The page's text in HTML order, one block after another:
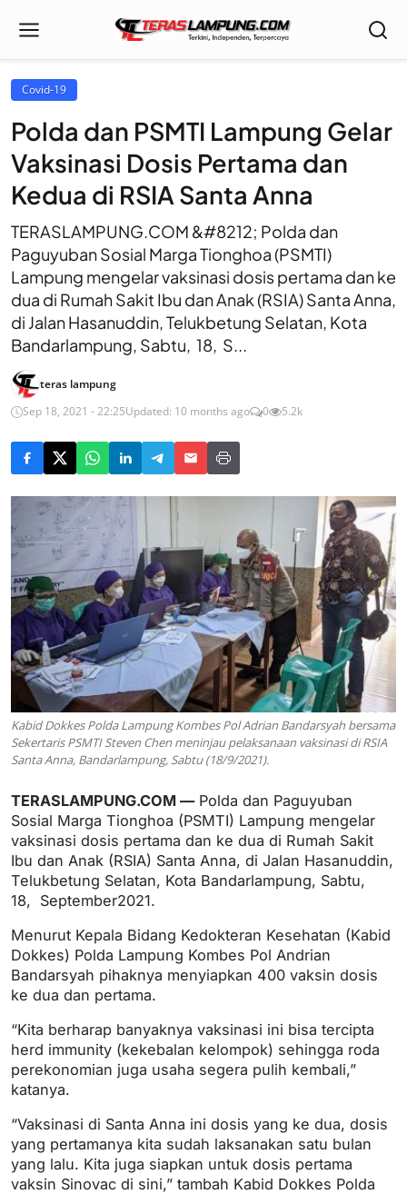
Covid-19
Polda dan PSMTI Lampung Gelar
Vaksinasi Dosis Pertama dan
Kedua di RSIA Santa Anna
TERASLAMPUNG.COM &#8212; Polda dan
Paguyuban Sosial Marga Tionghoa (PSMTI)
Lampung mengelar vaksinasi dosis pertama dan ke
dua di Rumah Sakit Ibu dan Anak (RSIA) Santa Anna,
di Jalan Hasanuddin, Telukbetung Selatan, Kota
Bandarlampung, Sabtu, 18, S...
teras lampung
Sep 18, 2021 - 22:25Updated: 10 months ago 0 5.2k
Kabid Dokkes Polda Lampung Kombes Pol Adrian Bandarsyah bersama
Sekertaris PSMTI Steven Chen meninjau pelaksanaan vaksinasi di RSIA
Santa Anna, Bandarlampung, Sabtu (18/9/2021).
TERASLAMPUNG.COM —Polda dan Paguyuban
Sosial Marga Tionghoa (PSMTI) Lampung mengelar
vaksinasi dosis pertama dan ke dua di Rumah Sakit
Ibu dan Anak (RSIA) Santa Anna, di Jalan Hasanuddin,
Telukbetung Selatan, Kota Bandarlampung, Sabtu,
18, September2021.
Menurut Kepala Bidang Kedokteran Kesehatan (Kabid
Dokkes) Polda Lampung Kombes Pol Andrian
Bandarsyah pihaknya menyiapkan 400 vaksin dosis
ke dua dan pertama.
“Kita berharap banyaknya vaksinasi ini bisa tercipta
herd immunity (kekebalan kelompok) sehingga roda
perekonomian juga usaha segera pulih kembali,”
katanya.
“Vaksinasi di Santa Anna ini dosis yang ke dua, dosis
yang pertamanya kita sudah laksanakan satu bulan
yang lalu. Kita juga siapkan untuk dosis pertama
vaksin Sinovac di sini,” tambah Kabid Dokkes Polda